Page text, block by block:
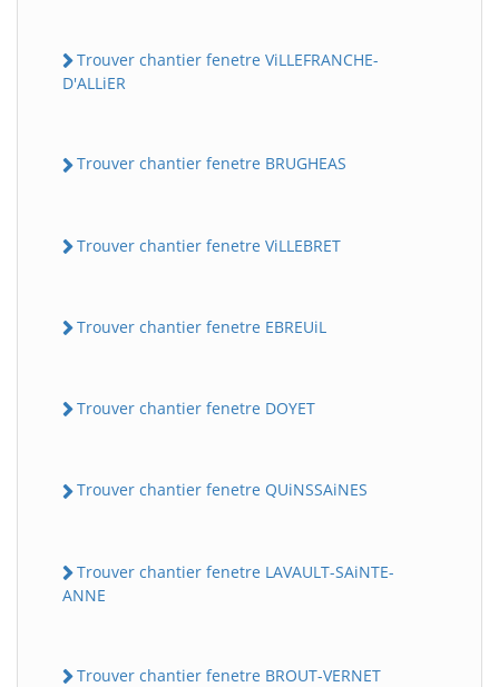
Trouver chantier fenetre ViLLEFRANCHE-
D'ALLiER
Trouver chantier fenetre BRUGHEAS
Trouver chantier fenetre ViLLEBRET
Trouver chantier fenetre EBREUiL
Trouver chantier fenetre DOYET
Trouver chantier fenetre QUiNSSAiNES
Trouver chantier fenetre LAVAULT-SAiNTE-
ANNE
Trouver chantier fenetre BROUT-VERNET